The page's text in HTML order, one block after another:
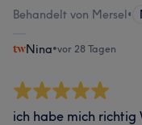
Behandelt von Mersel•
Nina•vor 28 Tagen
ich habe mich richtig